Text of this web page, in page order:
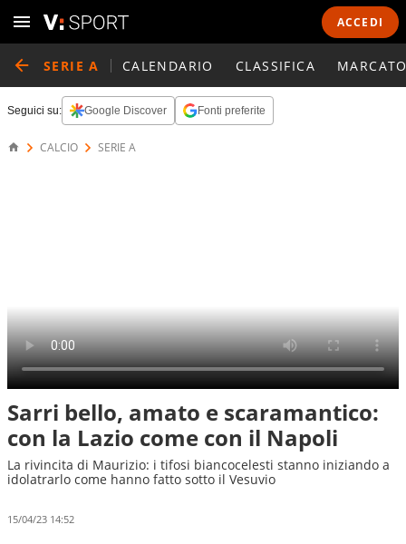
ACCEDI
SERIE A CALENDARIO CLASSIFICA
Seguici su: Google Discover Fonti preferite
CALCIO SERIE A
Sarri bello, amato e scaramantico:
con la Lazio come con il Napoli
La rivincita di Maurizio: i tifosi biancocelesti stanno iniziando a
idolatrarlo come hanno fatto sotto il Vesuvio
15/04/23 14:52